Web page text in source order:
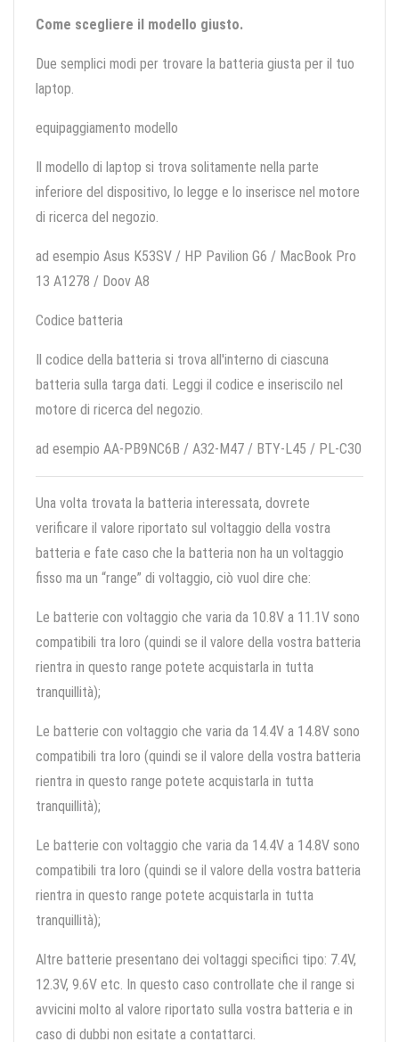
Come scegliere il modello giusto.
Due semplici modi per trovare la batteria giusta per il tuo
laptop.
equipaggiamento modello
Il modello di laptop si trova solitamente nella parte
inferiore del dispositivo, lo legge e lo inserisce nel motore
di ricerca del negozio.
ad esempio Asus K53SV / HP Pavilion G6 / MacBook Pro
13 A1278 / Doov A8
Codice batteria
Il codice della batteria si trova all'interno di ciascuna
batteria sulla targa dati. Leggi il codice e inseriscilo nel
motore di ricerca del negozio.
ad esempio AA-PB9NC6B / A32-M47 / BTY-L45 / PL-C30
Una volta trovata la batteria interessata, dovrete
verificare il valore riportato sul voltaggio della vostra
batteria e fate caso che la batteria non ha un voltaggio
fisso ma un “range” di voltaggio, ciò vuol dire che:
Le batterie con voltaggio che varia da 10.8V a 11.1V sono
compatibili tra loro (quindi se il valore della vostra batteria
rientra in questo range potete acquistarla in tutta
tranquillità);
Le batterie con voltaggio che varia da 14.4V a 14.8V sono
compatibili tra loro (quindi se il valore della vostra batteria
rientra in questo range potete acquistarla in tutta
tranquillità);
Le batterie con voltaggio che varia da 14.4V a 14.8V sono
compatibili tra loro (quindi se il valore della vostra batteria
rientra in questo range potete acquistarla in tutta
tranquillità);
Altre batterie presentano dei voltaggi specifici tipo: 7.4V,
12.3V, 9.6V etc. In questo caso controllate che il range si
avvicini molto al valore riportato sulla vostra batteria e in
caso di dubbi non esitate a contattarci.